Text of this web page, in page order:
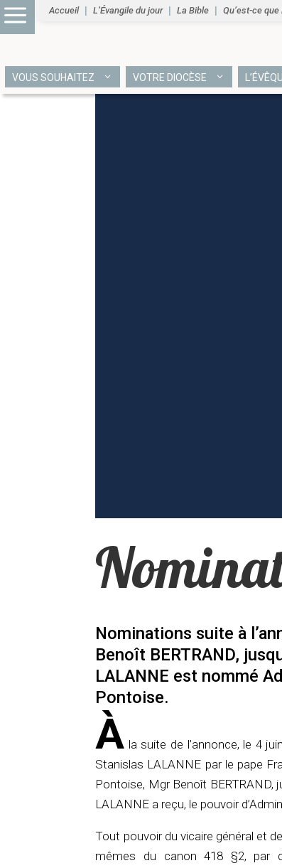
Accueil L’Évangile du jour La Bible Qu’est-ce
VOUS SOUHAITEZ VOTRE DIOCÈSE
Nominations suite à
Benoît BERTRAND,
LALANNE est nommé
Pontoise.
À la suite de l’annonce, le 4
Stanislas LALANNE par le pape
Pontoise, Mgr Benoît BERTRAND,
LALANNE a reçu, le pouvoir
Tout pouvoir du vicaire général et
mêmes du canon 418 §2, par